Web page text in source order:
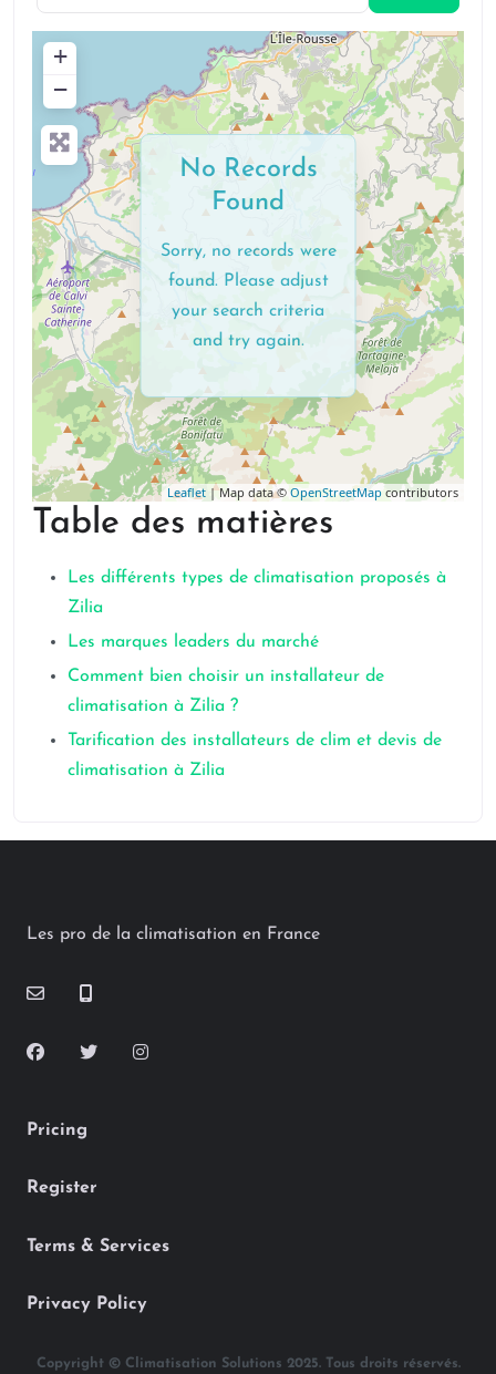
+
−
Leaflet | Map data © OpenStreetMap contributors
No Records
Found
Sorry, no records were
found. Please adjust
your search criteria
and try again.
Table des matières
Les différents types de climatisation proposés à
Zilia
Les marques leaders du marché
Comment bien choisir un installateur de
climatisation à Zilia ?
Tarification des installateurs de clim et devis de
climatisation à Zilia
Les pro de la climatisation en France
Pricing
Register
Terms & Services
Privacy Policy
Copyright © Climatisation Solutions 2025. Tous droits réservés.